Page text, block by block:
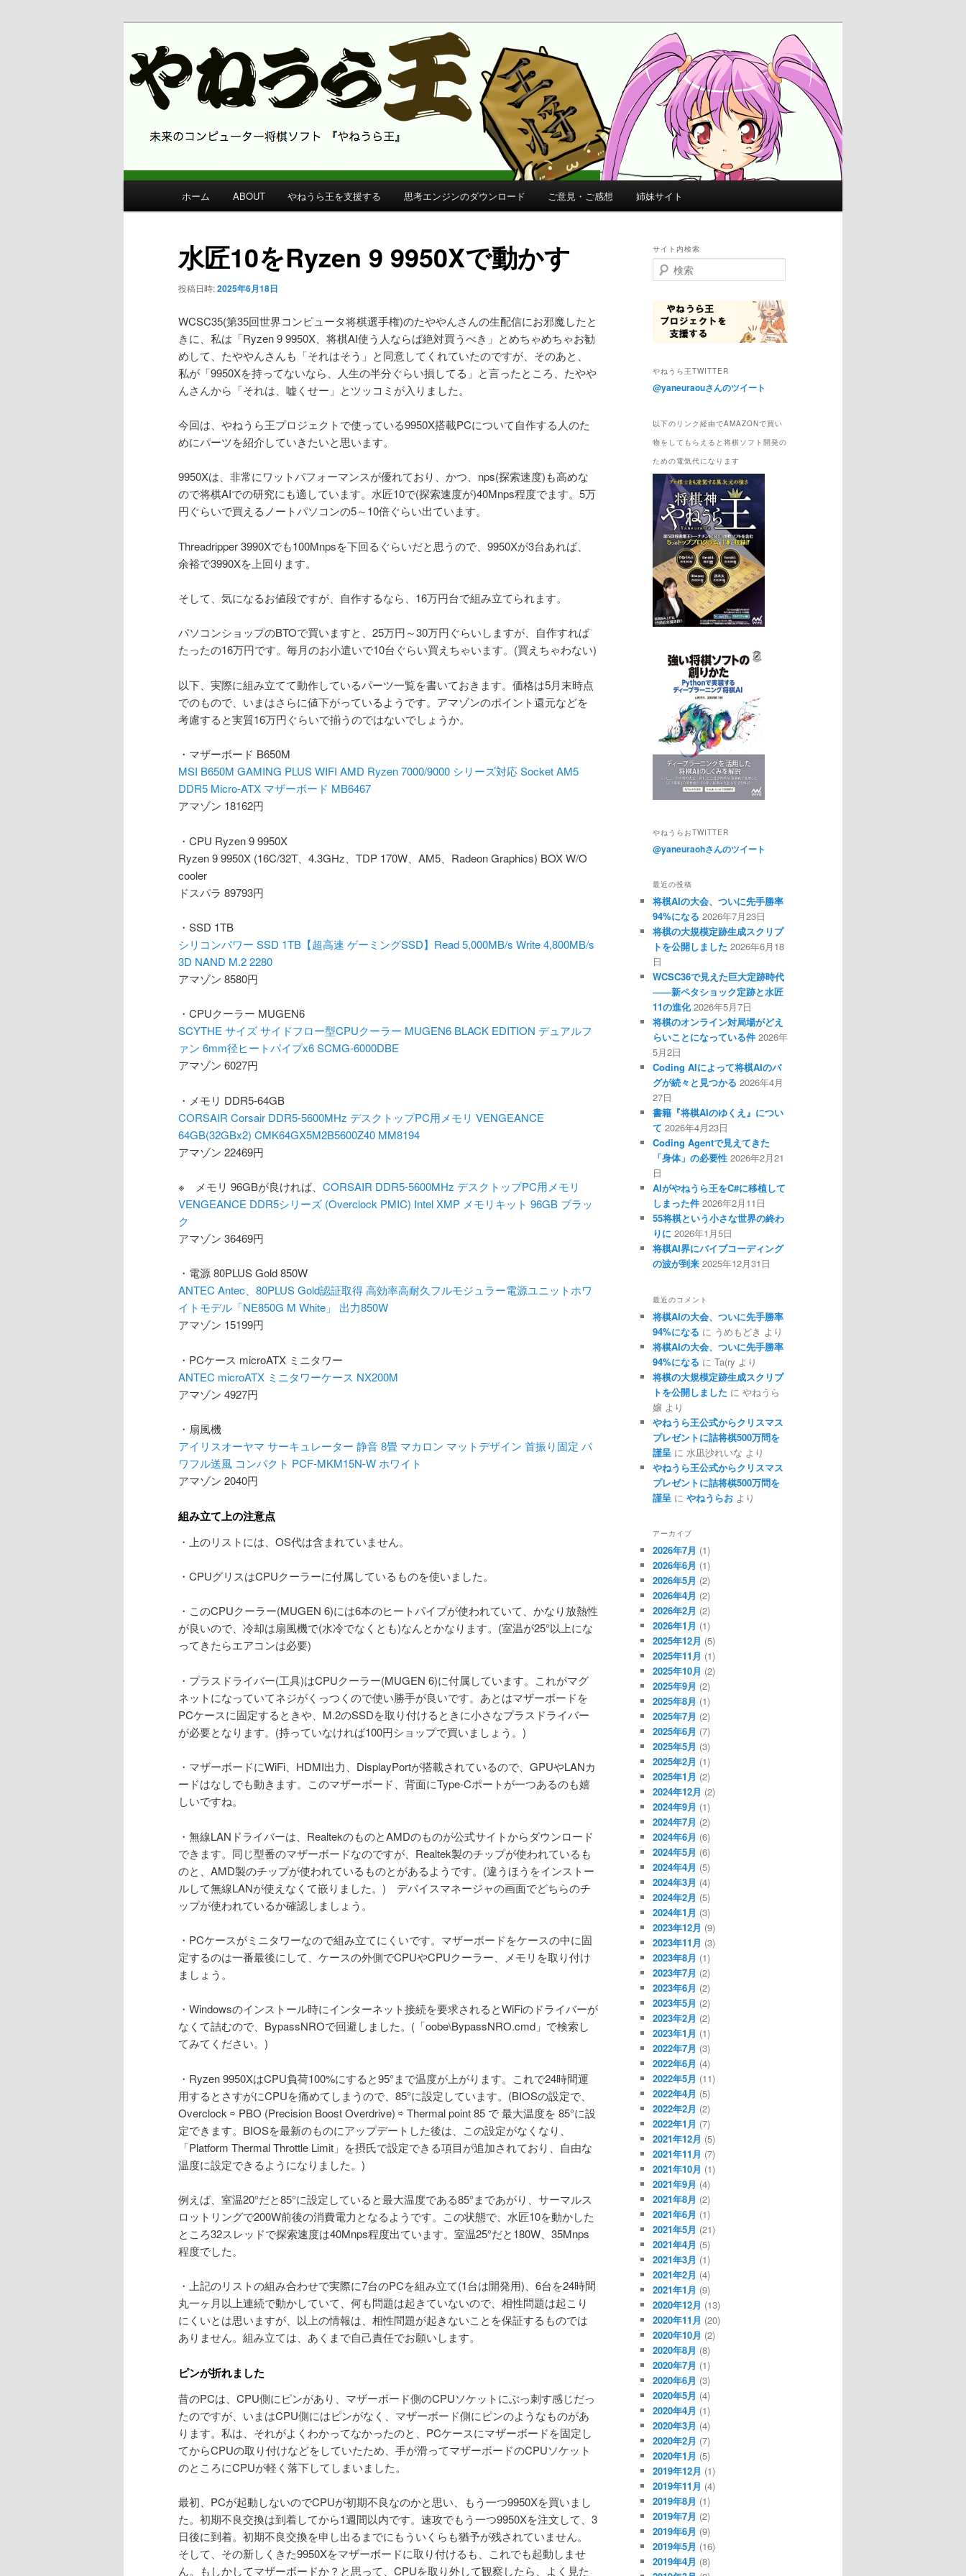
やねうら王 公式サイト
メ
ン
ン
テ
ツ
へ
移
動
ホーム ABOUT やねうら王を支援する 思考エンジンのダウンロード ご意見・ご感想 姉妹サイト
水匠10をRyzen 9 9950Xで動かす
投稿日時:2025年6月18日
WCSC35(第35回世界コンピュータ将棋選手権)のたややんさんの生配信にお邪魔したと
きに、私は「Ryzen 9 9950X、将棋AI使う人ならば絶対買うべき」とめちゃめちゃお勧
めして、たややんさんも「それはそう」と同意してくれていたのですが、そのあと、
私が「9950Xを持ってないなら、人生の半分ぐらい損してる」と言ったところ、たやや
んさんから「それは、嘘くせー」とツッコミが入りました。
今回は、やねうら王プロジェクトで使っている9950X搭載PCについて自作する人のた
めにパーツを紹介していきたいと思います。
9950Xは、非常にワットパフォーマンスが優れており、かつ、nps(探索速度)も高めな
ので将棋AIでの研究にも適しています。水匠10で(探索速度が)40Mnps程度でます。5万
円ぐらいで買えるノートパソコンの5～10倍ぐらい出ています。
Threadripper 3990Xでも100Mnpsを下回るぐらいだと思うので、9950Xが3台あれば、
余裕で3990Xを上回ります。
そして、気になるお値段ですが、自作するなら、16万円台で組み立てられます。
パソコンショップのBTOで買いますと、25万円～30万円ぐらいしますが、自作すれば
たったの16万円です。毎月のお小遣いで10台ぐらい買えちゃいます。(買えちゃわない)
以下、実際に組み立てて動作しているパーツ一覧を書いておきます。価格は5月末時点
でのもので、いまはさらに値下がっているようです。アマゾンのポイント還元などを
考慮すると実質16万円ぐらいで揃うのではないでしょうか。
・マザーボード B650M
MSI B650M GAMING PLUS WIFI AMD Ryzen 7000/9000 シリーズ対応 Socket AM5
DDR5 Micro-ATX マザーボード MB6467
アマゾン 18162円
・CPU Ryzen 9 9950X
Ryzen 9 9950X (16C/32T、4.3GHz、TDP 170W、AM5、Radeon Graphics) BOX W/O
cooler
ドスパラ 89793円
・SSD 1TB
シリコンパワー SSD 1TB【超高速 ゲーミングSSD】Read 5,000MB/s Write 4,800MB/s
3D NAND M.2 2280
アマゾン 8580円
・CPUクーラー MUGEN6
SCYTHE サイズ サイドフロー型CPUクーラー MUGEN6 BLACK EDITION デュアルフ
ァン 6mm径ヒートパイプx6 SCMG-6000DBE
アマゾン 6027円
・メモリ DDR5-64GB
CORSAIR Corsair DDR5-5600MHz デスクトップPC用メモリ VENGEANCE
64GB(32GBx2) CMK64GX5M2B5600Z40 MM8194
アマゾン 22469円
※ メモリ 96GBが良ければ、 CORSAIR DDR5-5600MHz デスクトップPC用メモリ
VENGEANCE DDR5シリーズ (Overclock PMIC) Intel XMP メモリキット 96GB ブラッ
ク
アマゾン 36469円
・電源 80PLUS Gold 850W
ANTEC Antec、80PLUS Gold認証取得 高効率高耐久フルモジュラー電源ユニットホワ
イトモデル「NE850G M White」 出力850W
アマゾン 15199円
・PCケース microATX ミニタワー
ANTEC microATX ミニタワーケース NX200M
アマゾン 4927円
・扇風機
アイリスオーヤマ サーキュレーター 静音 8畳 マカロン マットデザイン 首振り固定 パ
ワフル送風 コンパクト PCF-MKM15N-W ホワイト
アマゾン 2040円
組み立て上の注意点
・上のリストには、OS代は含まれていません。
・CPUグリスはCPUクーラーに付属しているものを使いました。
・このCPUクーラー(MUGEN 6)には6本のヒートパイプが使われていて、かなり放熱性
が良いので、冷却は扇風機で(水冷でなくとも)なんとかなります。(室温が25°以上にな
ってきたらエアコンは必要)
・プラスドライバー(工具)はCPUクーラー(MUGEN 6)に付属しています。これがマグ
ネットになっていてネジがくっつくので使い勝手が良いです。あとはマザーボードを
PCケースに固定するときや、M.2のSSDを取り付けるときに小さなプラスドライバー
が必要となります。(持っていなければ100円ショップで買いましょう。)
・マザーボードにWiFi、HDMI出力、DisplayPortが搭載されているので、GPUやLANカ
ードはなしでも動きます。このマザーボード、背面にType-Cポートが一つあるのも嬉
しいですね。
・無線LANドライバーは、RealtekのものとAMDのものが公式サイトからダウンロード
できます。同じ型番のマザーボードなのですが、Realtek製のチップが使われているも
のと、AMD製のチップが使われているものとがあるようです。(違うほうをインストー
ルして無線LANが使えなくて嵌りました。) デバイスマネージャの画面でどちらのチ
ップが使われているか確認しましょう。
・PCケースがミニタワーなので組み立てにくいです。マザーボードをケースの中に固
定するのは一番最後にして、ケースの外側でCPUやCPUクーラー、メモリを取り付け
ましょう。
・Windowsのインストール時にインターネット接続を要求されるとWiFiのドライバーが
なくて詰むので、BypassNROで回避しました。(「oobe\BypassNRO.cmd」で検索し
てみてください。)
・Ryzen 9950XはCPU負荷100%にすると95°まで温度が上がります。これで24時間運
用するとさすがにCPUを痛めてしまうので、85°に設定しています。(BIOSの設定で、
Overclock ⇨ PBO (Precision Boost Overdrive) ⇨ Thermal point 85 で 最大温度を 85°に設
定できます。BIOSを最新のものにアップデートした後は、この設定がなくなり、
「Platform Thermal Throttle Limit」を摂氏で設定できる項目が追加されており、自由な
温度に設定できるようになりました。)
例えば、室温20°だと85°に設定していると最大温度である85°まであがり、サーマルス
ロットリングで200W前後の消費電力となるようです。この状態で、水匠10を動かした
ところ32スレッドで探索速度は40Mnps程度出ています。室温25°だと180W、35Mnps
程度でした。
・上記のリストの組み合わせで実際に7台のPCを組み立て(1台は開発用)、6台を24時間
丸一ヶ月以上連続で動かしていて、何も問題は起きていないので、相性問題は起こり
にくいとは思いますが、以上の情報は、相性問題が起きないことを保証するものでは
ありません。組み立ては、あくまで自己責任でお願いします。
ピンが折れました
昔のPCは、CPU側にピンがあり、マザーボード側のCPUソケットにぶっ刺す感じだっ
たのですが、いまはCPU側にはピンがなく、マザーボード側にピンのようなものがあ
ります。私は、それがよくわかってなかったのと、PCケースにマザーボードを固定し
てからCPUの取り付けなどをしていたため、手が滑ってマザーボードのCPUソケット
のところにCPUが軽く落下してしまいました。
最初、PCが起動しないのでCPUが初期不良なのかと思い、もう一つ9950Xを買いまし
た。初期不良交換は到着してから1週間以内です。速攻でもう一つ9950Xを注文して、3
日後に到着。初期不良交換を申し出るまでにもういくらも猶予が残されていません。
そして、その新しくきた9950Xをマザーボードに取り付けるも、これでも起動しませ
ん。もしかしてマザーボードか？と思って、CPUを取り外して観察したら、よく見た
サイト内検索
検
索
やねうら王TWITTER
@yaneuraouさんのツイート
以下のリンク経由でAMAZONで買い
物をしてもらえると将棋ソフト開発の
ための電気代になります
やねうらおTWITTER
@yaneuraohさんのツイート
最近の投稿
将棋AIの大会、ついに先手勝率
94%になる 2026年7月23日
将棋の大規模定跡生成スクリプ
トを公開しました 2026年6月18
日
WCSC36で見えた巨大定跡時代
――新ペタショック定跡と水匠
11の進化 2026年5月7日
将棋のオンライン対局場がどえ
らいことになっている件 2026年
5月2日
Coding AIによって将棋AIのバ
グが続々と見つかる 2026年4月
27日
書籍『将棋AIのゆくえ』につい
て 2026年4月23日
Coding Agentで見えてきた
「身体」の必要性 2026年2月21
日
AIがやねうら王をC#に移植して
しまった件 2026年2月11日
55将棋という小さな世界の終わ
りに 2026年1月5日
将棋AI界にバイブコーディング
の波が到来 2025年12月31日
最近のコメント
将棋AIの大会、ついに先手勝率
94%になる に うめもどき より
将棋AIの大会、ついに先手勝率
94%になる に Ta(ry より
将棋の大規模定跡生成スクリプ
トを公開しました に やねうら
嬢 より
やねうら王公式からクリスマス
プレゼントに詰将棋500万問を
謹呈 に 水凪沙れいな より
やねうら王公式からクリスマス
プレゼントに詰将棋500万問を
謹呈 に やねうらお より
アーカイブ
2026年7月 (1)
2026年6月 (1)
2026年5月 (2)
2026年4月 (2)
2026年2月 (2)
2026年1月 (1)
2025年12月 (5)
2025年11月 (1)
2025年10月 (2)
2025年9月 (2)
2025年8月 (1)
2025年7月 (2)
2025年6月 (7)
2025年5月 (3)
2025年2月 (1)
2025年1月 (2)
2024年12月 (2)
2024年9月 (1)
2024年7月 (2)
2024年6月 (6)
2024年5月 (6)
2024年4月 (5)
2024年3月 (4)
2024年2月 (5)
2024年1月 (3)
2023年12月 (9)
2023年11月 (3)
2023年8月 (1)
2023年7月 (2)
2023年6月 (2)
2023年5月 (2)
2023年2月 (2)
2023年1月 (1)
2022年7月 (3)
2022年6月 (4)
2022年5月 (11)
2022年4月 (5)
2022年2月 (2)
2022年1月 (7)
2021年12月 (5)
2021年11月 (7)
2021年10月 (1)
2021年9月 (4)
2021年8月 (2)
2021年6月 (1)
2021年5月 (21)
2021年4月 (5)
2021年3月 (1)
2021年2月 (4)
2021年1月 (9)
2020年12月 (13)
2020年11月 (20)
2020年10月 (2)
2020年8月 (8)
2020年7月 (1)
2020年6月 (3)
2020年5月 (4)
2020年4月 (1)
2020年3月 (4)
2020年2月 (7)
2020年1月 (5)
2019年12月 (1)
2019年11月 (4)
2019年8月 (1)
2019年7月 (2)
2019年6月 (9)
2019年5月 (16)
2019年4月 (8)